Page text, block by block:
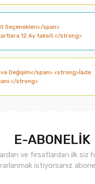
benzer farklı alternatifler
E-ABONELİK
ve fırsatlardan ilk siz
istiyorsanız